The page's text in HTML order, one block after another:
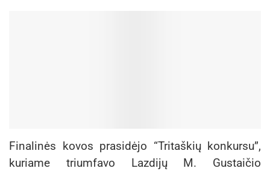
Finalinės kovos prasidėjo “Tritaškių konkursu”,
kuriame triumfavo Lazdijų M. Gustaičio